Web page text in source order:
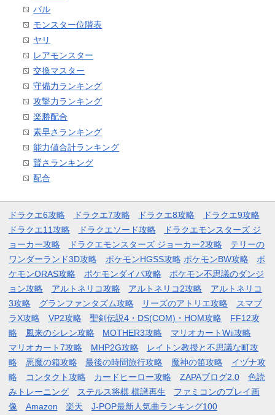
バル
モンスター位階表
ヤリ
レアモンスター
交換マスター
守備力ランキング
攻撃力ランキング
楽勝配合
素早さランキング
能力値合計ランキング
賢さランキング
配合
ドラクエ6攻略 ドラクエ7攻略 ドラクエ8攻略
ドラクエ9攻略
ドラクエ11攻略
ドラクエソード攻略
ドラクエモンスターズ ジ
ョーカー攻略
ドラクエモンスターズ ジョーカー2攻略
テリーの
ワンダーランド3D攻略
ポケモンHGSS攻略 ポケモンBW攻略
ポ
ケモンORAS攻略
ポケモンダイパ攻略
ポケモン不思議のダンジ
ョン攻略
アルトネリコ攻略 アルトネリコ2攻略
アルトネリコ
3攻略
グランファンタズム攻略 リーズのアトリエ攻略
スマブ
ラX攻略
VP2攻略 聖剣伝説4・DS(COM)・HOM攻略
FF12攻
略
風来のシレン攻略 MOTHER3攻略
マリオカートWii攻略
マリオカート7攻略
MHP2G攻略
レイトン教授と不思議な町攻
略
悪魔の箱攻略 最後の時間旅行攻略 魔神の笛攻略
イヅナ攻
略
コンタクト攻略 カードヒーロー攻略 ZAPAブログ2.0
色読
みトレーニング
ステルス将棋 棋譜再生
ファミコンのプレイ画
像
Amazon 楽天 J-POP最新人気曲ランキング100